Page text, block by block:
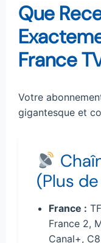
Que
France
Votre
gigantesque et
(Plus
France :
France 2,
Canal+,